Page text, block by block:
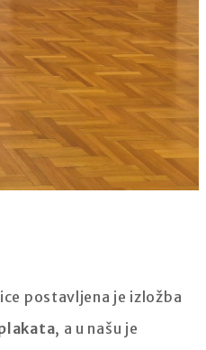
postavljena je izložba
, a u našu je